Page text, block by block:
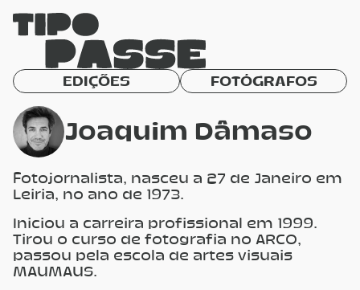
EDIÇÕES FOTÓGRAFOS
Joaquim Dâmaso
Fotojornalista, nasceu a 27 de Janeiro em
Leiria, no ano de 1973.
Iniciou a carreira profissional em 1999.
Tirou o curso de fotografia no ARCO,
passou pela escola de artes visuais
MAUMAUS.